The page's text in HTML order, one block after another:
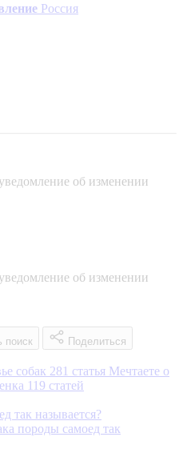
Россия
об изменении
об изменении
поиск Поделиться
собак 281 статья Мечтаете о
119 статей
породы самоед так